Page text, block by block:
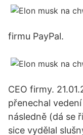
firmu PayPal.
CEO firmy.
přenechal
následně (dá se
sice vydělal